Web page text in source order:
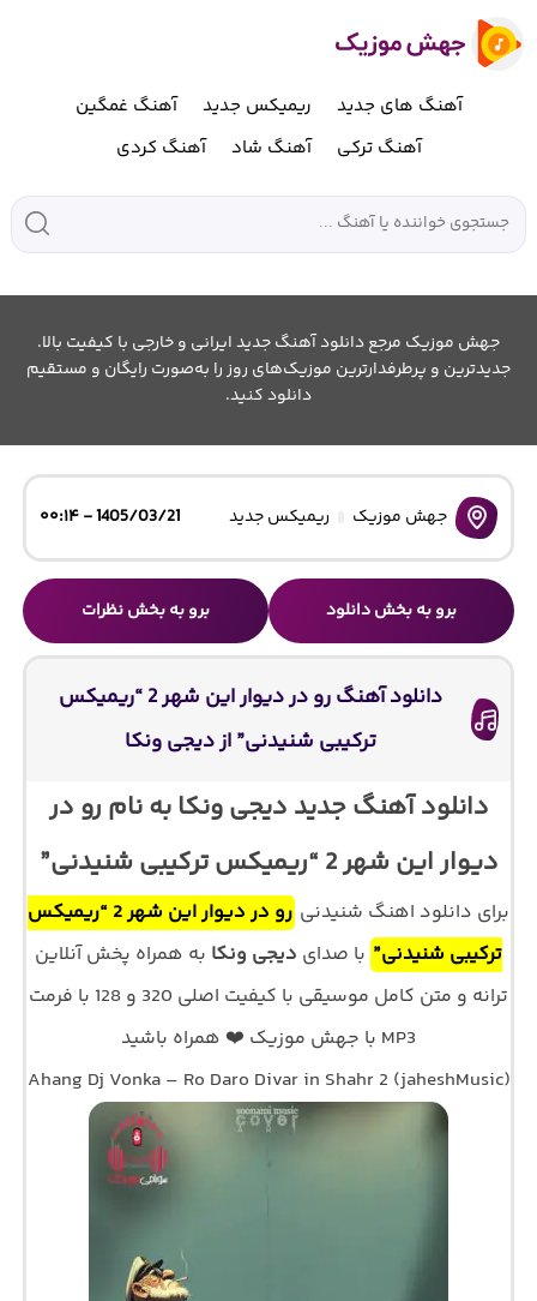
آهنگ های جدید ریمیکس جدید
آهنگ غمگین
آهنگ ترکی
آهنگ شاد آهنگ کردی
جهش موزیک مرجع دانلود آهنگ جدید ایرانی و خارجی با کیفیت بالا.
جدیدترین و پرطرفدارترین موزیک‌های روز را به‌صورت رایگان و مستقیم
دانلود کنید.
جهش موزیک ریمیکس جدید 1405/03/21 - ۰۰:۱۴
برو به بخش دانلود برو به بخش نظرات
دانلود آهنگ رو در دیوار این شهر 2 “ریمیکس
ترکیبی شنیدنی” از دیجی ونکا
دانلود آهنگ جدید دیجی ونکا به نام رو در
دیوار این شهر 2 “ریمیکس ترکیبی شنیدنی”
برای دانلود اهنگ شنیدنی
رو در دیوار این شهر 2 “ریمیکس
ترکیبی شنیدنی” با صدای دیجی ونکا به همراه پخش آنلاین
ترانه و متن کامل موسیقی با کیفیت اصلی 320 و 128 با فرمت
MP3 با جهش موزیک ❤️ همراه باشید
Ahang Dj Vonka – Ro Daro Divar in Shahr 2 (jaheshMusic)